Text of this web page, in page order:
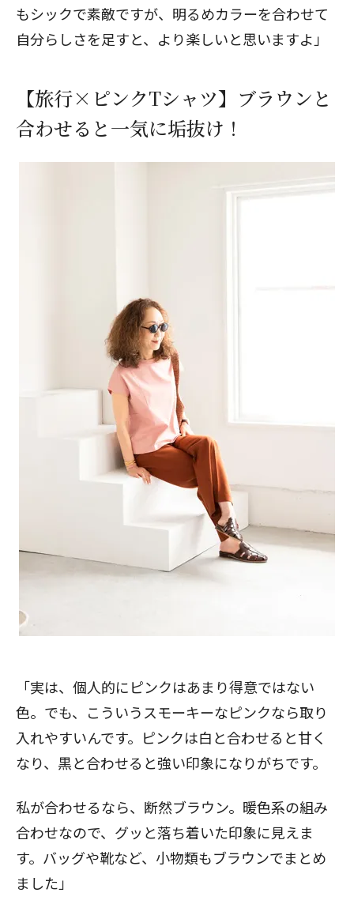
もシックで素敵ですが、明るめカラーを合わせて
自分らしさを足すと、より楽しいと思いますよ」
【旅行×ピンクTシャツ】ブラウンと
合わせると一気に垢抜け！
「実は、個人的にピンクはあまり得意ではない
色。でも、こういうスモーキーなピンクなら取り
入れやすいんです。ピンクは白と合わせると甘く
なり、黒と合わせると強い印象になりがちです。
私が合わせるなら、断然ブラウン。暖色系の組み
合わせなので、グッと落ち着いた印象に見えま
す。バッグや靴など、小物類もブラウンでまとめ
ました」